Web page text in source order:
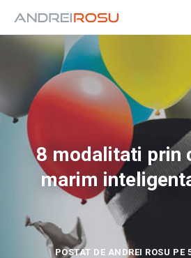
8 modalitati prin
marim
POSTAT DE ANDREI ROSU PE